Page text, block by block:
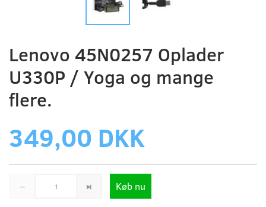
Lenovo 45N0257 Oplader
U330P / Yoga og mange
flere.
349,00 DKK
Køb nu